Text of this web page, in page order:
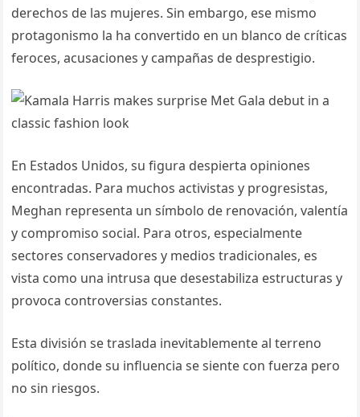
derechos de las mujeres. Sin embargo, ese mismo
protagonismo la ha convertido en un blanco de críticas
feroces, acusaciones y campañas de desprestigio.
En Estados Unidos, su figura despierta opiniones
encontradas. Para muchos activistas y progresistas,
Meghan representa un símbolo de renovación, valentía
y compromiso social. Para otros, especialmente
sectores conservadores y medios tradicionales, es
vista como una intrusa que desestabiliza estructuras y
provoca controversias constantes.
Esta división se traslada inevitablemente al terreno
político, donde su influencia se siente con fuerza pero
no sin riesgos.